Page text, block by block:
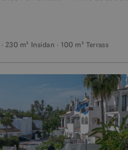
230 m² Insidan 100 m² Terrass